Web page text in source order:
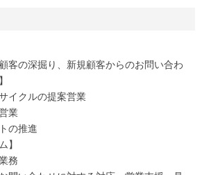
客の深掘り、新規顧客からのお問い合わ
イクルの提案営業
業
の推進
】
務